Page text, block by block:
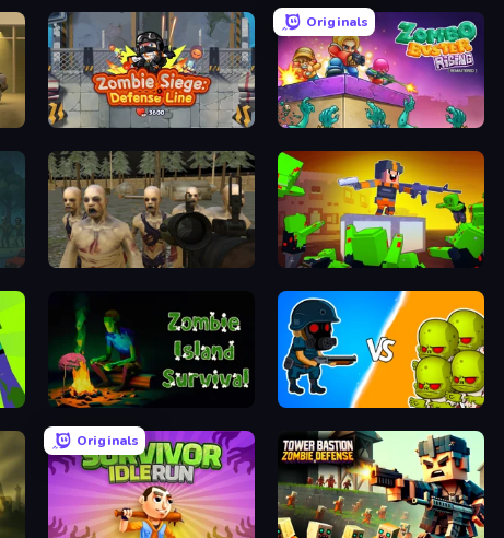
Zombie Siege: Defense Line
Originals
Zombo Buster Rising Remastered
Zombie Survival Ultimate Cubic Frontier: Zombie Robby
Noob vs Pro: Zombie Apocalypse Zombie Island Survival Zombie Coming: Roguelike Siege
Originals